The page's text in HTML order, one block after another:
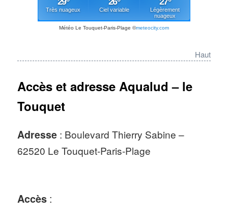
Météo Le Touquet-Paris-Plage ©meteocity.com
Haut
Accès et adresse Aqualud – le
Touquet
Adresse : Boulevard Thierry Sabine –
62520 Le Touquet-Paris-Plage
Accès :